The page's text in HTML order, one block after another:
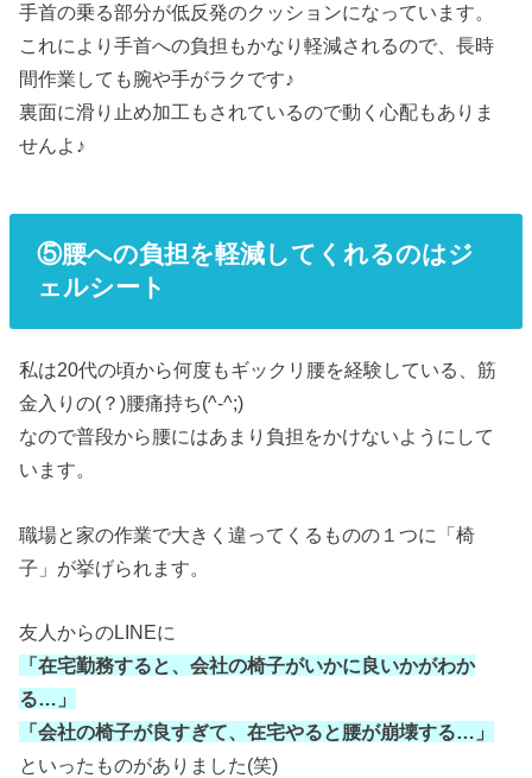
手首の乗る部分が低反発のクッションになっています。
これにより手首への負担もかなり軽減されるので、長時
間作業しても腕や手がラクです♪
裏面に滑り止め加工もされているので動く心配もありま
せんよ♪
⑤腰への負担を軽減してくれるのはジ
ェルシート
私は20代の頃から何度もギックリ腰を経験している、筋
金入りの(？)腰痛持ち(^-^;)
なので普段から腰にはあまり負担をかけないようにして
います。
職場と家の作業で大きく違ってくるものの１つに「椅
子」が挙げられます。
友人からのLINEに
「在宅勤務すると、会社の椅子がいかに良いかがわか
る…」
「会社の椅子が良すぎて、在宅やると腰が崩壊する…」
といったものがありました(笑)